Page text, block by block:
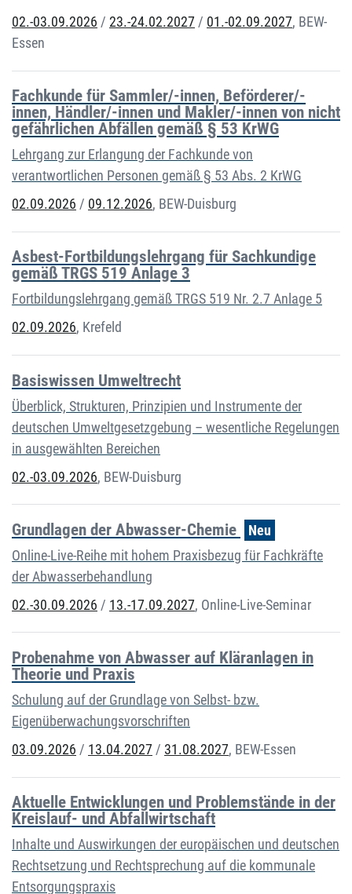
02.-03.09.2026 / 23.-24.02.2027 / 01.-02.09.2027, BEW-
Essen
Fachkunde für Sammler/-innen, Beförderer/-
innen, Händler/-innen und Makler/-innen von nicht
gefährlichen Abfällen gemäß § 53 KrWG
Lehrgang zur Erlangung der Fachkunde von
verantwortlichen Personen gemäß § 53 Abs. 2 KrWG
02.09.2026 / 09.12.2026, BEW-Duisburg
Asbest-Fortbildungslehrgang für Sachkundige
gemäß TRGS 519 Anlage 3
Fortbildungslehrgang gemäß TRGS 519 Nr. 2.7 Anlage 5
02.09.2026, Krefeld
Basiswissen Umweltrecht
Überblick, Strukturen, Prinzipien und Instrumente der
deutschen Umweltgesetzgebung – wesentliche Regelungen
in ausgewählten Bereichen
02.-03.09.2026, BEW-Duisburg
Grundlagen der Abwasser-Chemie
Neu
Online-Live-Reihe mit hohem Praxisbezug für Fachkräfte
der Abwasserbehandlung
02.-30.09.2026 / 13.-17.09.2027, Online-Live-Seminar
Probenahme von Abwasser auf Kläranlagen in
Theorie und Praxis
Schulung auf der Grundlage von Selbst- bzw.
Eigenüberwachungsvorschriften
03.09.2026 / 13.04.2027 / 31.08.2027, BEW-Essen
Aktuelle Entwicklungen und Problemstände in der
Kreislauf- und Abfallwirtschaft
Inhalte und Auswirkungen der europäischen und deutschen
Rechtsetzung und Rechtsprechung auf die kommunale
Entsorgungspraxis